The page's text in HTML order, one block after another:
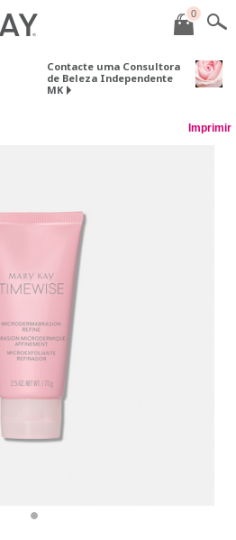
0
Contacte uma Consultora
de Beleza Independente
MK
Imprimir